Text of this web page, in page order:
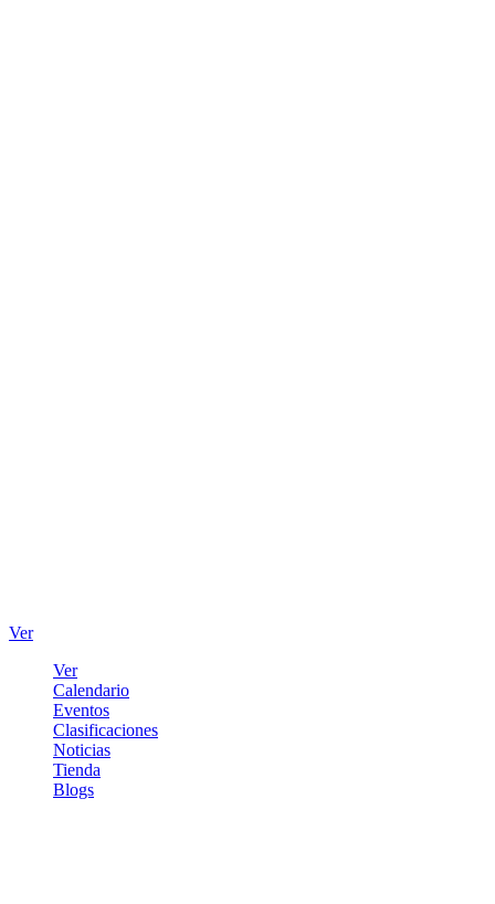
Ver
Ver
Calendario
Eventos
Clasificaciones
Noticias
Tienda
Blogs